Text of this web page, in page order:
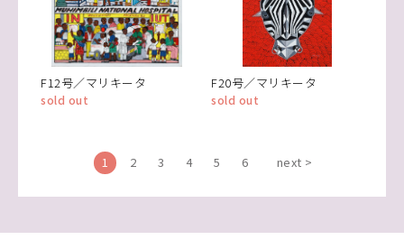
F12号／マリキータ
sold out
F20号／マリキータ
sold out
1 2 3 4 5 6 next >